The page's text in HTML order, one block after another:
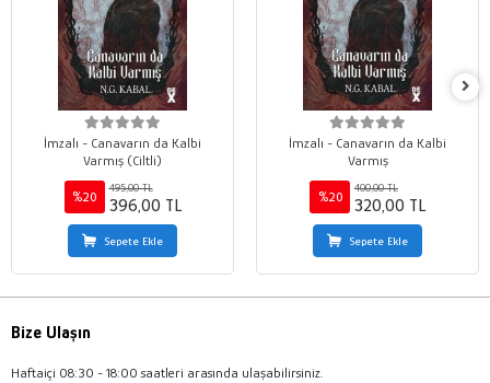
İmzalı - Canavarın da Kalbi
Varmış (Ciltli)
%20
495,00 TL
396,00 TL
Sepete Ekle
İmzalı - Canavarın da Kalbi
Varmış
%20
400,00 TL
320,00 TL
Sepete Ekle
Bize Ulaşın
Haftaiçi 08:30 - 18:00 saatleri arasında ulaşabilirsiniz.